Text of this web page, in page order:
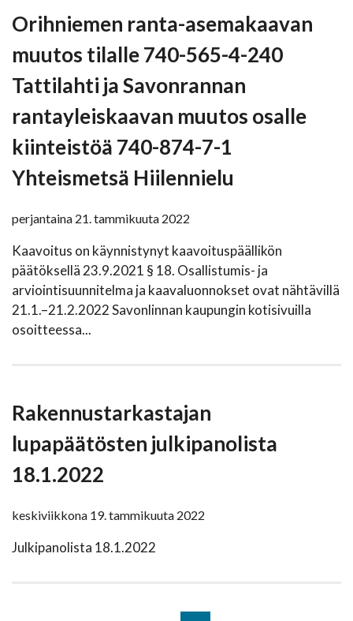
Orihniemen ranta-asemakaavan
muutos tilalle 740-565-4-240
Tattilahti ja Savonrannan
rantayleiskaavan muutos osalle
kiinteistöä 740-874-7-1
Yhteismetsä Hiilennielu
perjantaina 21. tammikuuta 2022
Kaavoitus on käynnistynyt kaavoituspäällikön
päätöksellä 23.9.2021 § 18. Osallistumis- ja
arviointisuunnitelma ja kaavaluonnokset ovat nähtävillä
21.1.–21.2.2022 Savonlinnan kaupungin kotisivuilla
osoitteessa...
Rakennustarkastajan
lupapäätösten julkipanolista
18.1.2022
keskiviikkona 19. tammikuuta 2022
Julkipanolista 18.1.2022